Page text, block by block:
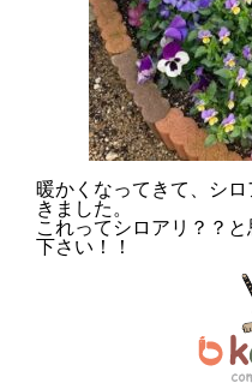
暖かくなってきて、シ
きました。
これってシロアリ？？
下さい！！